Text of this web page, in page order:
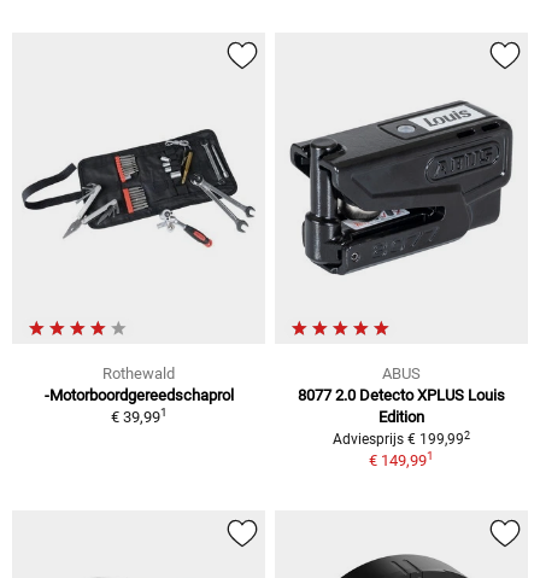
Rothewald
-Motorboordgereedschaprol
€ 39,991
ABUS
8077 2.0 Detecto XPLUS Louis
Edition
Adviesprijs € 199,992
€ 149,991